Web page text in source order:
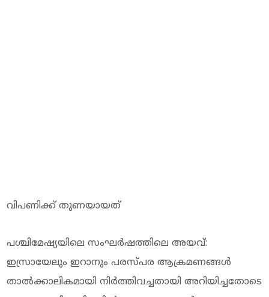
വിപണിക്ക് തുണയായത്
പശ്ചിമേഷ്യയിലെ സംഘർഷത്തിലെ അയവ്:
ഇസ്രായേലും ഇറാനും പരസ്പര ആക്രമണങ്ങൾ
താൽക്കാലികമായി നിർത്തിവച്ചതായി അറിയിച്ചതോടെ